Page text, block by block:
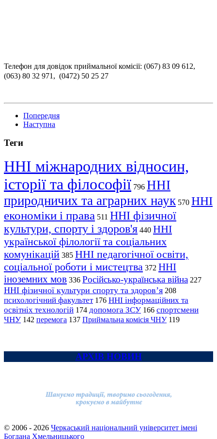
Телефон для довідок приймальної комісії: (067) 83 09 612,
(063) 80 32 971, (0472) 50 25 27
Попередня
Наступна
Теги
ННІ міжнародних відносин,
історії та філософії 796 ННІ
природничих та аграрних наук 570 ННІ
економіки і права 511 ННІ фізичної
культури, спорту і здоров'я 440 ННІ
української філології та соціальних
комунікацій 385 ННІ педагогічної освіти,
соціальної роботи і мистецтва 372 ННІ
іноземних мов 336 Російсько-українська війна 227
ННІ фізичної культури спорту та здоров’я 208
психологічний факультет 176 ННІ інформаційних та
освітніх технологій 174 допомога ЗСУ 166 спортсмени
ЧНУ 142 перемога 137 Приймальна комісія ЧНУ 119
АРХІВ НОВИН
© 2006 - 2026 Черкаський національний університет імені
Богдана Хмельницького